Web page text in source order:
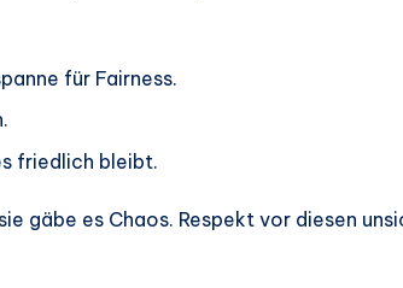
für Fairness.
friedlich bleibt.
gäbe es Chaos. Respekt vor diesen